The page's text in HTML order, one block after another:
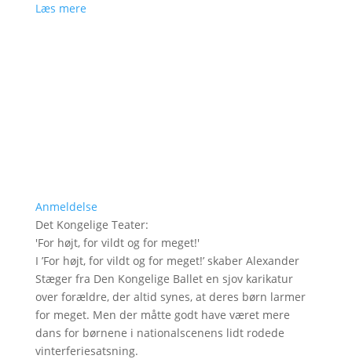
Læs mere
Anmeldelse
Det Kongelige Teater:
'For højt, for vildt og for meget!'
I ’For højt, for vildt og for meget!’ skaber Alexander
Stæger fra Den Kongelige Ballet en sjov karikatur
over forældre, der altid synes, at deres børn larmer
for meget. Men der måtte godt have været mere
dans for børnene i nationalscenens lidt rodede
vinterferiesatsning.